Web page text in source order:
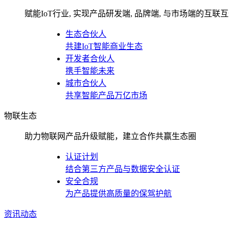
赋能IoT行业, 实现产品研发端, 品牌端, 与市场端的互联
生态合伙人
共建IoT智能商业生态
开发者合伙人
携手智能未来
城市合伙人
共享智能产品万亿市场
物联生态
助力物联网产品升级赋能，建立合作共赢生态圈
认证计划
结合第三方产品与数据安全认证
安全合规
为产品提供高质量的保驾护航
资讯动态